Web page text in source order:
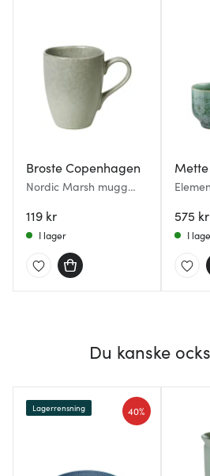
Broste Copenhagen
Nordic Marsh mugg
green
119 kr
I lager
575 kr
I
Du kanske
40%
Lagerrensning